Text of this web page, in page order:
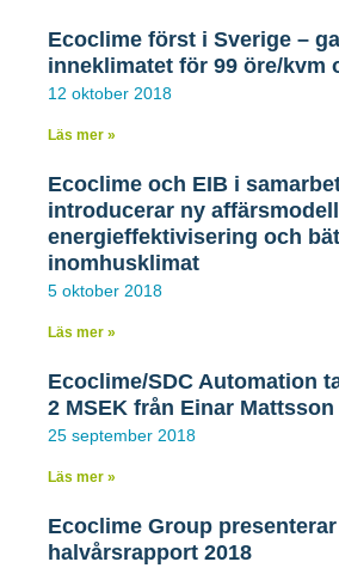
Ecoclime först i Sverige –
inneklimatet för 99 öre/kvm
12 oktober 2018
Läs mer »
Ecoclime och EIB i
introducerar ny
energieffektivisering och
inomhusklimat
5 oktober 2018
Läs mer »
Ecoclime/SDC Automation
2 MSEK från Einar Mattsson
25 september 2018
Läs mer »
Ecoclime Group presenterar
halvårsrapport 2018
AB
Extra bolagsstämman i Ecoclime
(”Ecoclime” eller ”Bolaget”)
nyemission av B-aktier till
AB, om 77,7 miljoner kronor.
LÄS MER »
17 mars 2021
Kallelse till extra
Ecoclime Group AB
Aktieägarna i Ecoclime Group AB,
1800 (”Bolaget”), med säte i